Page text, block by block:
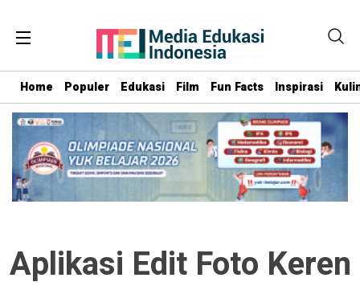
Home Populer Edukasi Film Fun Facts Inspirasi
Aplikasi Edit Foto Keren